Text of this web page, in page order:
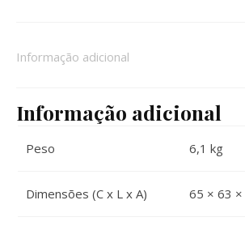
Informação adicional
Informação adicional
Peso 6,1 kg
Dimensões (C x L x A) 65 × 63 ×